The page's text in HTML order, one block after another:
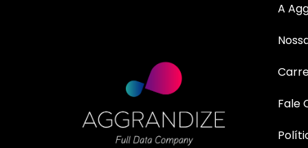
A
Fale